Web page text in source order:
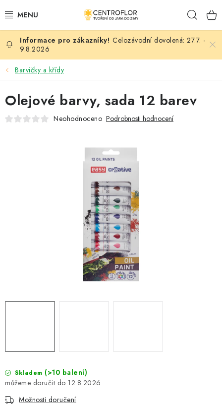
na
SEZÓNNÍ TVOŘENÍ
DŘEVĚNÉ VÝROBKY
MEDAILE
PLACKY A MAGNETKY
Kontaktujte nás
O nás - kdo jsme?
Celozávodní dovolená: 27.7. -
9.8.2026
Barvičky a křídy
Skladem (>10 balení)
12.8.2026
Možnosti doručení
Olejové barvy, sada 12 barev
Neohodnoceno Podrobnosti hodnocení